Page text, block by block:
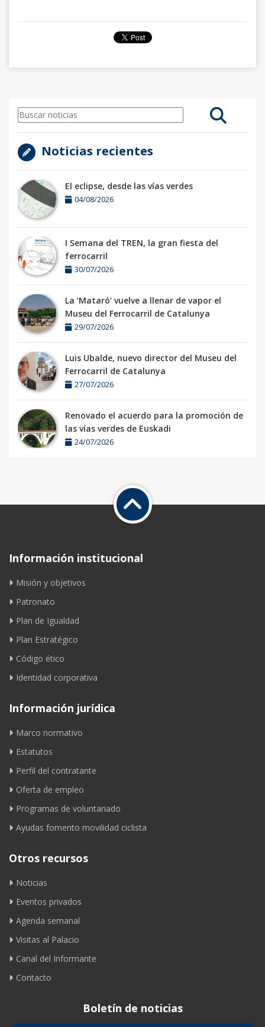
Noticias recientes
El eclipse, desde las vías verdes
04/08/2026
I Semana del TREN, la gran fiesta del
ferrocarril
30/07/2026
La ‘Mataró’ vuelve a llenar de vapor el
Museu del Ferrocarril de Catalunya
29/07/2026
Luis Ubalde, nuevo director del Museu del
Ferrocarril de Catalunya
27/07/2026
Renovado el acuerdo para la promoción de
las vías verdes de Euskadi
24/07/2026
Información institucional
Misión y objetivos
Patronato
Plan de Igualdad
Plan Estratégico
Código ético
Identidad corporativa
Información jurídica
Marco normativo
Estatutos
Perfil del contratante
Oferta de empleo
Programas de voluntariado
Ayudas fomento movilidad ciclista
Otros recursos
Noticias
Eventos privados
Agenda semanal
Visitas al Palacio
Canal del Informante
Contacto
Boletín de noticias